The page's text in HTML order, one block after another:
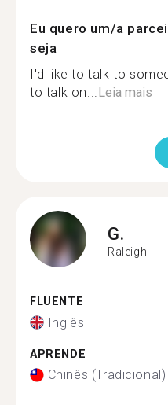
Eu quero um/a
seja
I'd like to talk to
to talk on...Leia mais
G.
Raleigh
FLUENTE
Inglês
APRENDE
Chinês (Tradicional)